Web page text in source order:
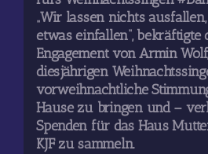
„Wir lassen nichts
etwas einfallen“, bekräftigte
Engagement von Armin
diesjährigen
vorweihnachtliche
Hause zu bringen und –
Spenden für das Haus
KJF zu sammeln.